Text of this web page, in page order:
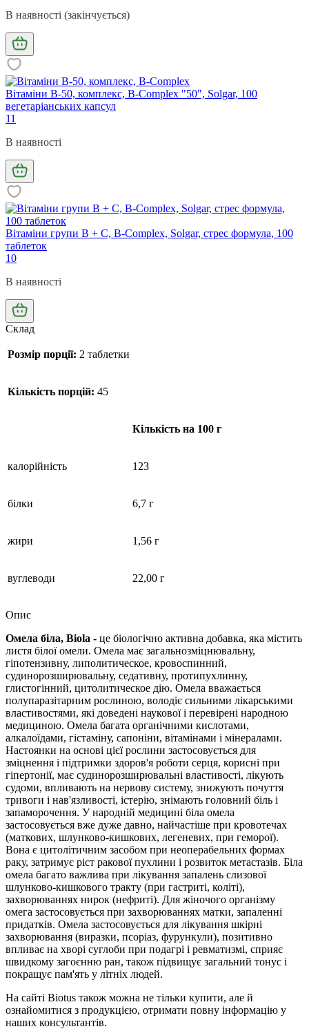
В наявності (закінчується)
Вітаміни В-50, комплекс, B-Complex "50", Solgar, 100
вегетаріанських капсул
11
В наявності
Вітаміни групи В + С, B-Complex, Solgar, стрес формула, 100
таблеток
10
В наявності
Склад
Розмір порції: 2 таблетки
Кількість порцій: 45
Кількість на 100 г
калорійність 123
білки 6,7 г
жири 1,56 г
вуглеводи 22,00 г
Опис
Омела біла, Biola - це біологічно активна добавка, яка містить
листя білої омели. Омела має загальнозміцнювальну,
гіпотензивну, липолитическое, кровоспинний,
судинорозширювальну, седативну, протипухлинну,
глистогінний, цитолитическое дію. Омела вважається
полупаразітарним рослиною, володіє сильними лікарськими
властивостями, які доведені наукової і перевірені народною
медициною. Омела багата органічними кислотами,
алкалоїдами, гістаміну, сапоніни, вітамінами і мінералами.
Настоянки на основі цієї рослини застосовується для
зміцнення і підтримки здоров'я роботи серця, корисні при
гіпертонії, має судинорозширювальні властивості, лікують
судоми, впливають на нервову систему, знижують почуття
тривоги і нав'язливості, істерію, знімають головний біль і
запаморочення. У народній медицині біла омела
застосовується вже дуже давно, найчастіше при кровотечах
(маткових, шлунково-кишкових, легеневих, при геморої).
Вона є цитолітичним засобом при неоперабельних формах
раку, затримує ріст ракової пухлини і розвиток метастазів. Біла
омела багато важлива при лікування запалень слизової
шлунково-кишкового тракту (при гастриті, коліті),
захворюваннях нирок (нефриті). Для жіночого організму
омега застосовується при захворюваннях матки, запаленні
придатків. Омела застосовується для лікування шкірні
захворювання (виразки, псоріаз, фурункули), позитивно
впливає на хворі суглоби при подагрі і ревматизмі, сприяє
швидкому загоєнню ран, також підвищує загальний тонус і
покращує пам'ять у літніх людей.
На сайті Biotus також можна не тільки купити, але й
ознайомитися з продукцією, отримати повну інформацію у
наших консультантів.